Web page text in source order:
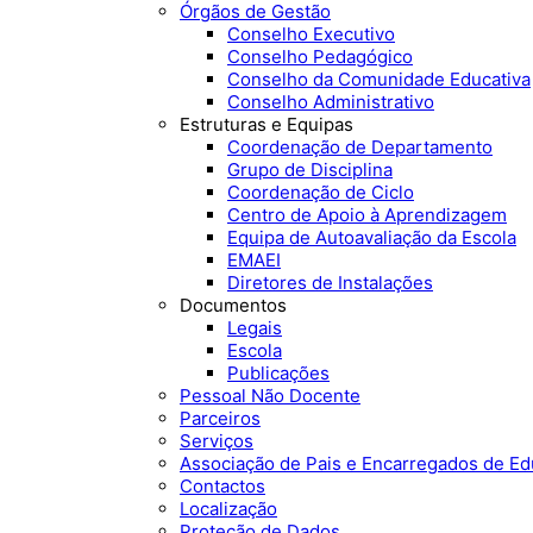
Órgãos de Gestão
Conselho Executivo
Conselho Pedagógico
Conselho da Comunidade Educativa
Conselho Administrativo
Estruturas e Equipas
Coordenação de Departamento
Grupo de Disciplina
Coordenação de Ciclo
Centro de Apoio à Aprendizagem
Equipa de Autoavaliação da Escola
EMAEI
Diretores de Instalações
Documentos
Legais
Escola
Publicações
Pessoal Não Docente
Parceiros
Serviços
Associação de Pais e Encarregados de
Contactos
Localização